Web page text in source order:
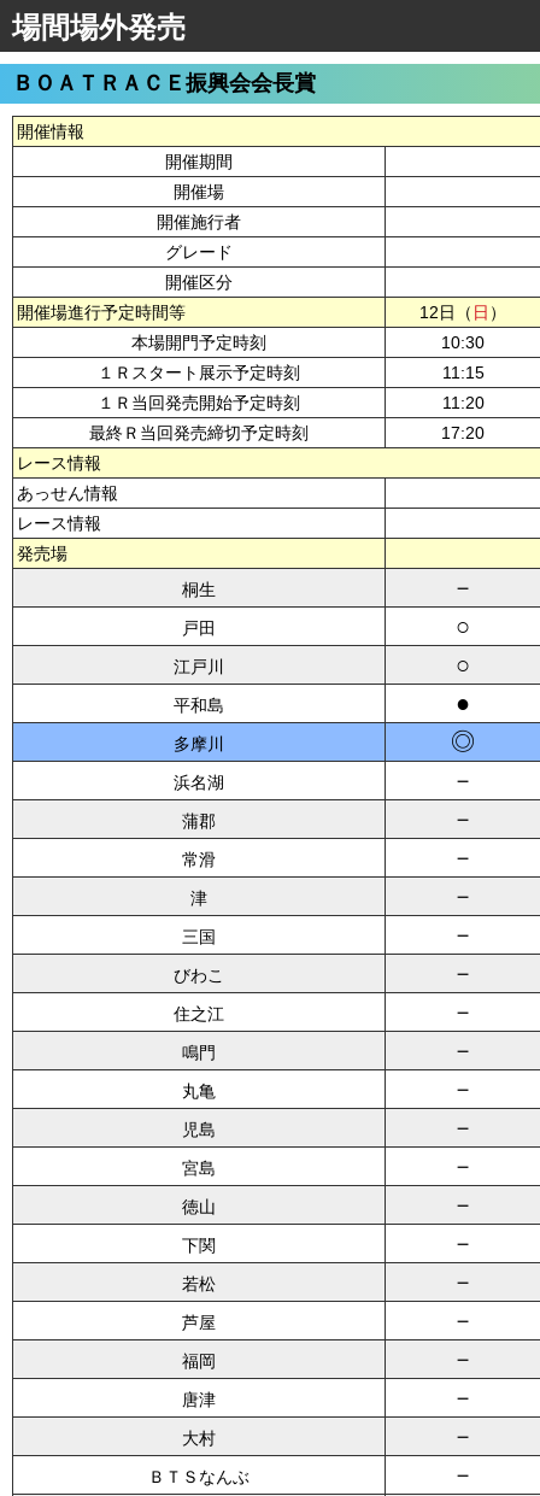
場間場外発売
ＢＯＡＴＲＡＣＥ振興会会長賞
開催情報
開催期間
開催場
開催施行者
グレード
開催区分
開催場進行予定時間等
12日（ 日 ）
本場開門予定時刻
10:30
１Ｒスタート展示予定時刻
11:15
１Ｒ当回発売開始予定時刻
11:20
最終Ｒ当回発売締切予定時刻
17:20
レース情報
あっせん情報
レース情報
発売場
桐生
－
戸田 ○
江戸川 ○
平和島 ●
多摩川 ◎
浜名湖 －
蒲郡 －
常滑 －
津 －
三国 －
びわこ －
住之江 －
鳴門 －
丸亀 －
児島 －
宮島 －
徳山 －
下関 －
若松 －
芦屋 －
福岡 －
唐津 －
大村 －
ＢＴＳなんぶ －